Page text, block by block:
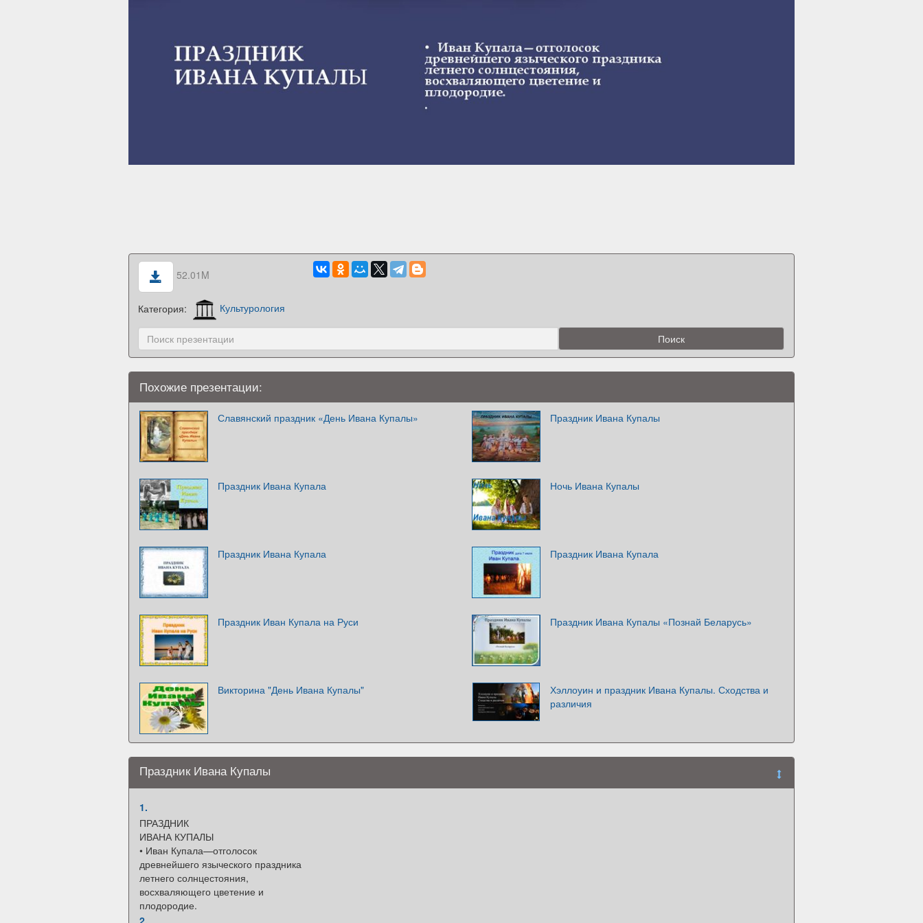
52.01M
Категория: Культурология
Похожие презентации:
Славянский праздник «День Ивана Купалы» Праздник Ивана Купалы
Праздник Ивана Купала Ночь Ивана Купалы
Праздник Ивана Купала Праздник Ивана Купала
Праздник Иван Купала на Руси Праздник Ивана Купалы «Познай Беларусь»
Викторина "День Ивана Купалы"
Хэллоуин и праздник Ивана Купалы. Сходства и
различия
Праздник Ивана Купалы
1.
ПРАЗДНИК
ИВАНА КУПАЛЫ
• Иван Купала—отголосок
древнейшего языческого праздника
летнего солнцестояния,
восхваляющего цветение и
плодородие.
2.